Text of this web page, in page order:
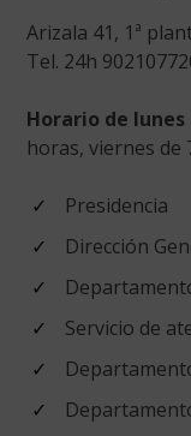
Arizala 41, 1ª
Tel. 24h
Horario de lunes
horas, viernes de
Presidencia
Dirección
Servicio de